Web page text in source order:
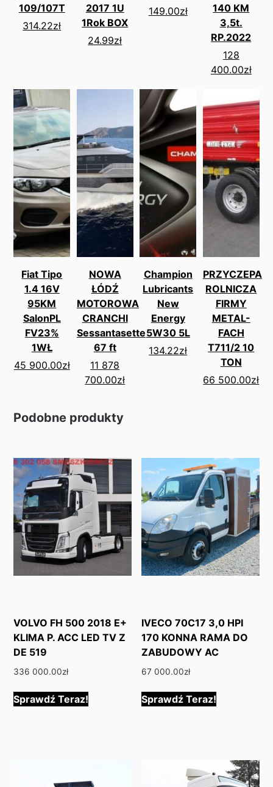
109/107T
314.22zł
2017 1U
1Rok BOX
24.99zł
149.00zł
140 KM
3,5t.
RP.2022
128
400.00zł
Fiat Tipo
1.4 16V
95KM
SalonPL
FV23%
1WŁ
45 900.00zł
NOWA
ŁÓDŹ
MOTOROWA
CRANCHI
Sessantasette
67 ft
11 878
700.00zł
Champion
Lubricants
New
Energy
5W30 5L
134.22zł
PRZYCZEPA
ROLNICZA
FIRMY
METAL-
FACH
T711/2 10
TON
66 500.00zł
Podobne produkty
VOLVO FH 500 2018 E+
KLIMA P. ACC LED TV Z
DE 519
336 000.00zł
Sprawdź Teraz!
IVECO 70C17 3,0 HPI
170 KONNA RAMA DO
ZABUDOWY AC
67 000.00zł
Sprawdź Teraz!